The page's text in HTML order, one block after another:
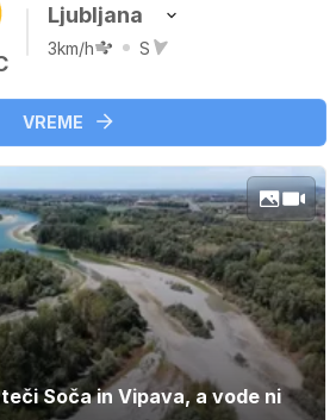
Ljubljana
3km/h S
VREME
Soča in Vipava, a vode ni